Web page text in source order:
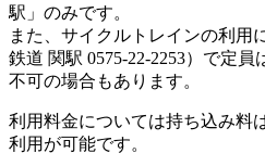
駅」のみです。
また、サイクルトレインの利用
鉄道 関駅 0575-22-2253）で定
不可の場合もあります。
利用料金については持ち込み料
利用が可能です。